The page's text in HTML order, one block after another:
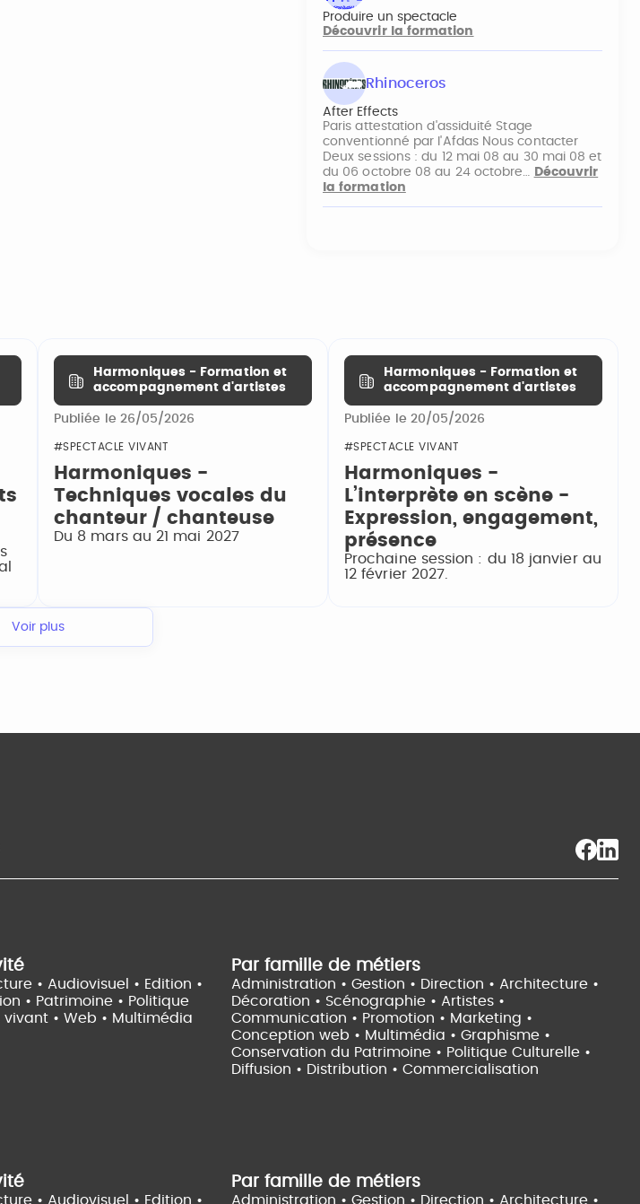
Produire un spectacle
Découvrir la formation
Rhinoceros
After Effects
Paris attestation d'assiduité Stage
conventionné par l'Afdas Nous contacter
Deux sessions : du 12 mai 08 au 30 mai 08 et
du 06 octobre 08 au 24 octobre… Découvrir
la formation
Harmoniques - Formation et
accompagnement d'artistes
Publiée le 26/05/2026
#SPECTACLE VIVANT
Harmoniques -
Techniques vocales du
chanteur / chanteuse
Du 8 mars au 21 mai 2027
Harmoniques - Formation et
accompagnement d'artistes
Publiée le 20/05/2026
#SPECTACLE VIVANT
Harmoniques -
L’interprète en scène -
Expression, engagement,
présence
Prochaine session : du 18 janvier au
12 février 2027.
Voir plus
• Audiovisuel • Edition •
• Patrimoine • Politique
• Web • Multimédia
Par famille de métiers
Administration • Gestion • Direction • Architecture •
Décoration • Scénographie • Artistes •
Communication • Promotion • Marketing •
Conception web • Multimédia • Graphisme •
Conservation du Patrimoine • Politique Culturelle •
Diffusion • Distribution • Commercialisation
• Audiovisuel • Edition •
Par famille de métiers
Administration • Gestion • Direction • Architecture •